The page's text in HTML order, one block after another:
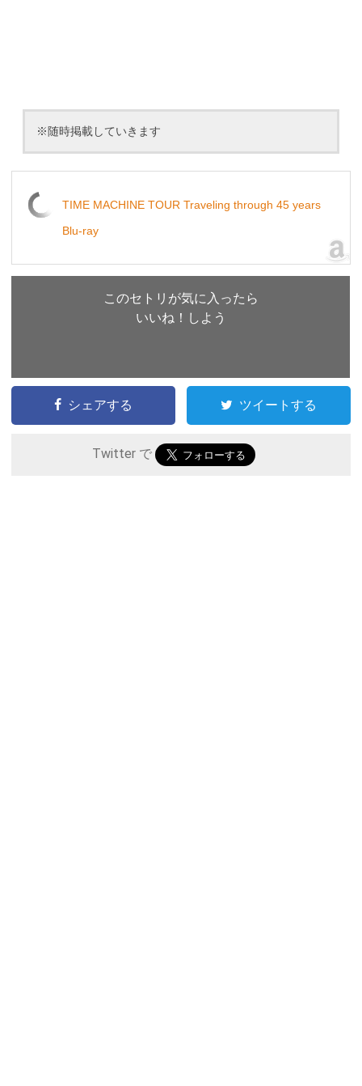
※随時掲載していきます
TIME MACHINE TOUR Traveling through 45 years
Blu-ray
このセトリが気に入ったら
いいね！しよう
シェアする ツイートする
Twitter で